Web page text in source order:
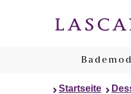
Startseite